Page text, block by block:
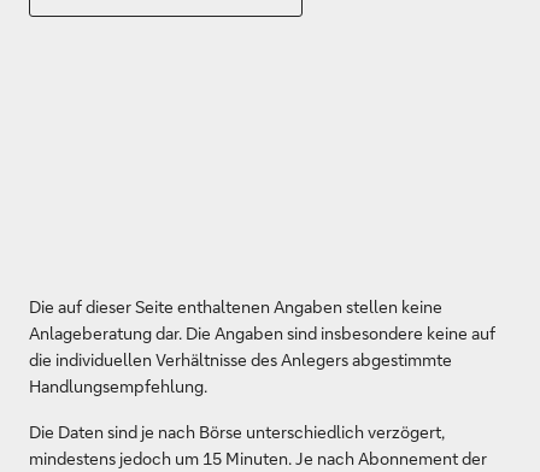
Die auf dieser Seite enthaltenen Angaben stellen keine
Anlageberatung dar. Die Angaben sind insbesondere keine auf
die individuellen Verhältnisse des Anlegers abgestimmte
Handlungsempfehlung.
Die Daten sind je nach Börse unterschiedlich verzögert,
mindestens jedoch um 15 Minuten. Je nach Abonnement der